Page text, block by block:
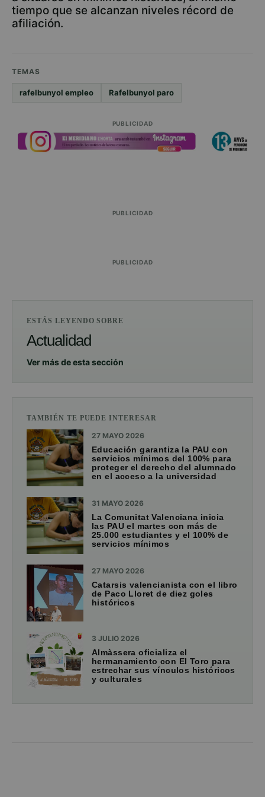
tiempo que se alcanzan niveles récord de
afiliación.
TEMAS
rafelbunyol empleo Rafelbunyol paro
PUBLICIDAD
PUBLICIDAD
PUBLICIDAD
ESTÁS LEYENDO SOBRE
Actualidad
Ver más de esta sección
TAMBIÉN TE PUEDE INTERESAR
27 MAYO 2026
Educación garantiza la PAU con
servicios mínimos del 100% para
proteger el derecho del alumnado
en el acceso a la universidad
31 MAYO 2026
La Comunitat Valenciana inicia
las PAU el martes con más de
25.000 estudiantes y el 100% de
servicios mínimos
27 MAYO 2026
Catarsis valencianista con el libro
de Paco Lloret de diez goles
históricos
3 JULIO 2026
Almàssera oficializa el
hermanamiento con El Toro para
estrechar sus vínculos históricos
y culturales